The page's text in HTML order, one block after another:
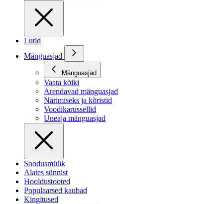
Lutid
Mänguasjad
Mänguasjad
Vaata kõiki
Arendavad mänguasjad
Närimiseks ja kõristid
Voodikarussellid
Uneaja mänguasjad
Soodusmüük
Alates sünnist
Hooldustooted
Populaarsed kaubad
Kingitused